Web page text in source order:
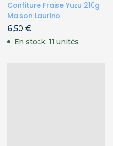
Confiture Fraise Yuzu 210g
Maison Laurino
6,50 €
En stock, 11 unités